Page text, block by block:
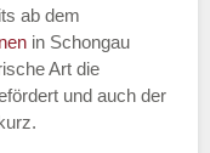
ab dem
in Schongau
Art die
und auch der